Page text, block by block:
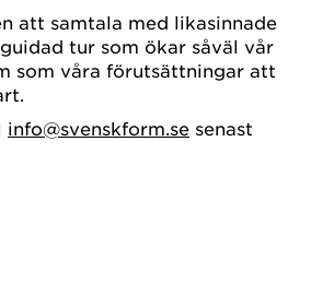
att samtala med likasinnade
tur som ökar såväl vår
som våra förutsättningar att
info@svenskform.se senast